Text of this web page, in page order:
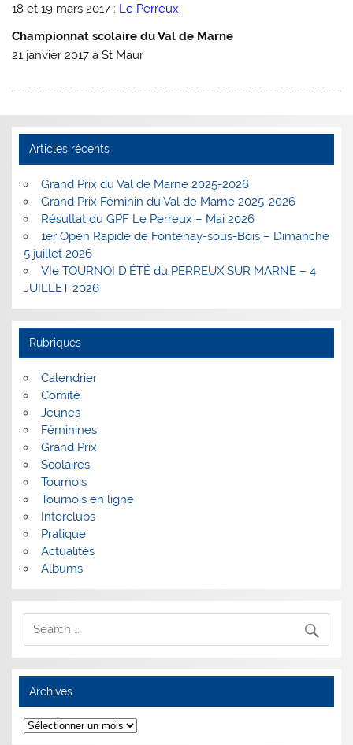
18 et 19 mars 2017 : Le Perreux
Championnat scolaire du Val de Marne
21 janvier 2017 à St Maur
Articles récents
Grand Prix du Val de Marne 2025-2026
Grand Prix Féminin du Val de Marne 2025-2026
Résultat du GPF Le Perreux – Mai 2026
1er Open Rapide de Fontenay-sous-Bois – Dimanche
5 juillet 2026
VIe TOURNOI D’ÉTÉ du PERREUX SUR MARNE – 4
JUILLET 2026
Rubriques
Calendrier
Comité
Jeunes
Féminines
Grand Prix
Scolaires
Tournois
Tournois en ligne
Interclubs
Pratique
Actualités
Albums
Archives
Archives